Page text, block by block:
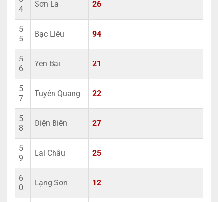
4
Sơn La 26
5
5
Bạc Liêu 94
5
6
Yên Bái 21
5
7
Tuyên Quang 22
5
8
Điện Biên 27
5
9
Lai Châu 25
6
0
Lạng Sơn 12